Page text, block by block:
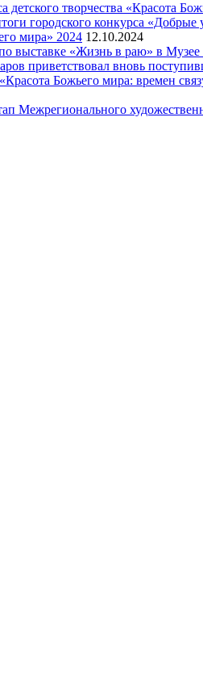
творчества «Красота
городского конкурса
мира» 2024 12.10.2024
выставке «Жизнь в раю» в
приветствовал вновь
Божьего мира: времен
Межрегионального